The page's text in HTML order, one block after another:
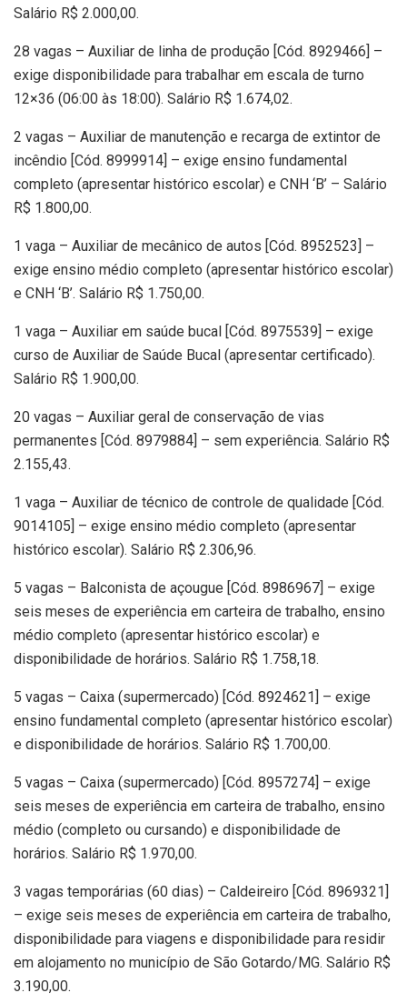
Salário R$ 2.000,00.
28 vagas – Auxiliar de linha de produção [Cód. 8929466] –
exige disponibilidade para trabalhar em escala de turno
12×36 (06:00 às 18:00). Salário R$ 1.674,02.
2 vagas – Auxiliar de manutenção e recarga de extintor de
incêndio [Cód. 8999914] – exige ensino fundamental
completo (apresentar histórico escolar) e CNH ‘B’ – Salário
R$ 1.800,00.
1 vaga – Auxiliar de mecânico de autos [Cód. 8952523] –
exige ensino médio completo (apresentar histórico escolar)
e CNH ‘B’. Salário R$ 1.750,00.
1 vaga – Auxiliar em saúde bucal [Cód. 8975539] – exige
curso de Auxiliar de Saúde Bucal (apresentar certificado).
Salário R$ 1.900,00.
20 vagas – Auxiliar geral de conservação de vias
permanentes [Cód. 8979884] – sem experiência. Salário R$
2.155,43.
1 vaga – Auxiliar de técnico de controle de qualidade [Cód.
9014105] – exige ensino médio completo (apresentar
histórico escolar). Salário R$ 2.306,96.
5 vagas – Balconista de açougue [Cód. 8986967] – exige
seis meses de experiência em carteira de trabalho, ensino
médio completo (apresentar histórico escolar) e
disponibilidade de horários. Salário R$ 1.758,18.
5 vagas – Caixa (supermercado) [Cód. 8924621] – exige
ensino fundamental completo (apresentar histórico escolar)
e disponibilidade de horários. Salário R$ 1.700,00.
5 vagas – Caixa (supermercado) [Cód. 8957274] – exige
seis meses de experiência em carteira de trabalho, ensino
médio (completo ou cursando) e disponibilidade de
horários. Salário R$ 1.970,00.
3 vagas temporárias (60 dias) – Caldeireiro [Cód. 8969321]
– exige seis meses de experiência em carteira de trabalho,
disponibilidade para viagens e disponibilidade para residir
em alojamento no município de São Gotardo/MG. Salário R$
3.190,00.